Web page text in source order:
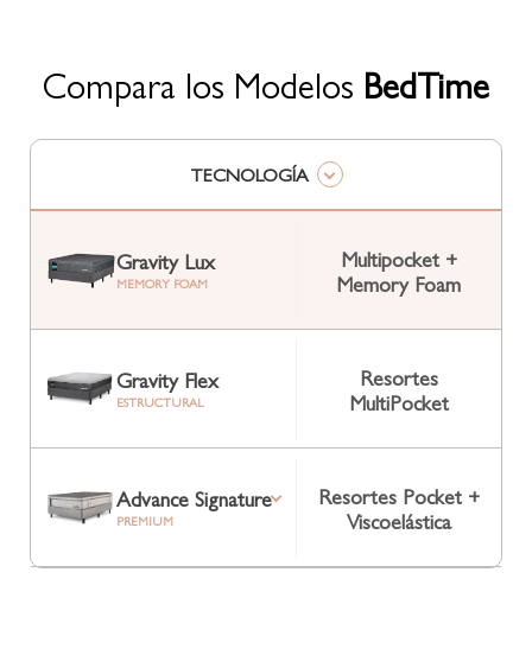
Compara los Modelos BedTime
TECNOLOGÍA
Gravity Lux
MEMORY FOAM
Multipocket +
Memory Foam
Gravity Flex
ESTRUCTURAL
Resortes
MultiPocket
Advance Signature
PREMIUM
Resortes Pocket +
Viscoelástica